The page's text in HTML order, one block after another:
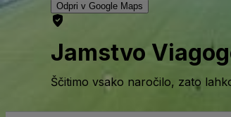
Odpri v Google Maps
Jamstvo
Ščitimo vsako naročilo, zato